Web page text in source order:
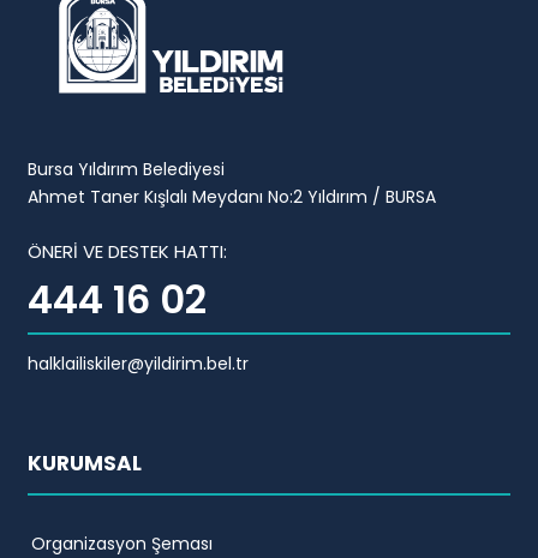
Bursa Yıldırım Belediyesi
Ahmet Taner Kışlalı Meydanı No:2 Yıldırım / BURSA
ÖNERİ VE DESTEK HATTI:
444 16 02
halklailiskiler@yildirim.bel.tr
KURUMSAL
Organizasyon Şeması